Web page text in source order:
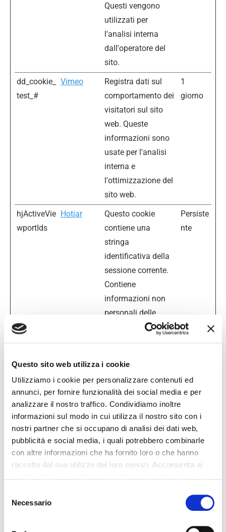
Questo sito web utilizza i cookie
Utilizziamo i cookie per personalizzare contenuti ed
annunci, per fornire funzionalità dei social media e per
analizzare il nostro traffico. Condividiamo inoltre
informazioni sul modo in cui utilizza il nostro sito con i
nostri partner che si occupano di analisi dei dati web,
pubblicità e social media, i quali potrebbero combinarle
con altre informazioni che ha fornito loro o che hanno
raccolto dal suo utilizzo dei loro servizi. Acconsenta ai
delNecessario
Questi vengono
utilizzati per
l'analisi interna
dall'operatore del
sito.
dd_cookie_
test_#
Vimeo
Registra dati sul
comportamento dei
visitatori sul sito
web. Queste
informazioni sono
usate per l'analisi
interna e
l'ottimizzazione del
sito web.
1
giorno
hjActiveVie
wportIds
Hotjar
Questo cookie
contiene una
stringa
identificativa della
sessione corrente.
Contiene
informazioni non
personali delle
sottopagine visitate
dal visitatore; le
vengono utilizzate
per ottimizzare
l’esperienza del
visitatore.
Persiste
nte
hjViewportI
d
Hotjar
Salva la dimensione
dello schermo
Session
e